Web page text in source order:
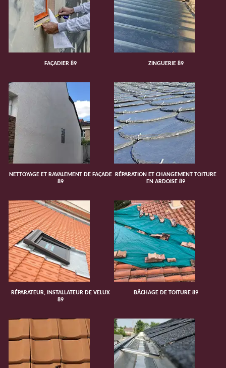
FAÇADIER 89 ZINGUERIE 89
NETTOYAGE ET RAVALEMENT DE FAÇADE
89
RÉPARATION ET CHANGEMENT TOITURE
EN ARDOISE 89
RÉPARATEUR, INSTALLATEUR DE VELUX
89
BÂCHAGE DE TOITURE 89